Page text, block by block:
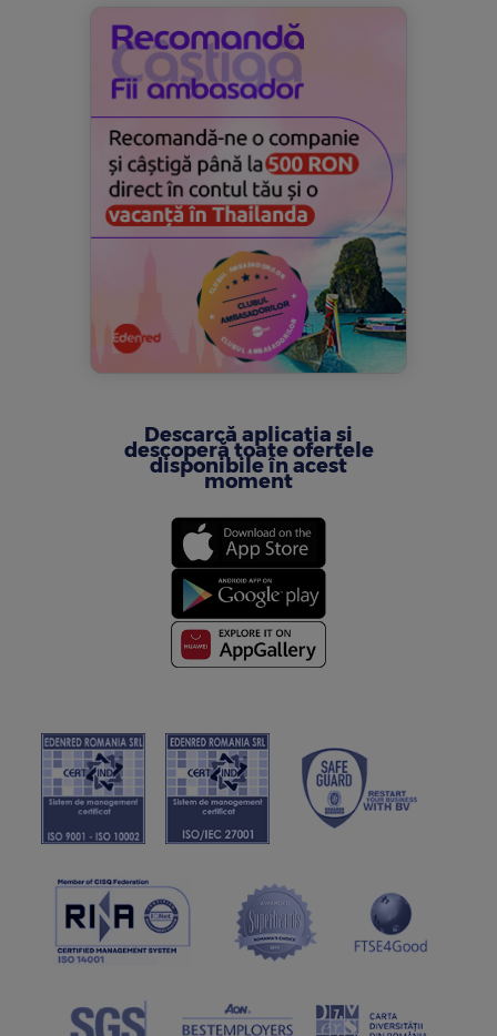
Descarcă aplicația și
descoperă toate ofertele
disponibile în acest
moment